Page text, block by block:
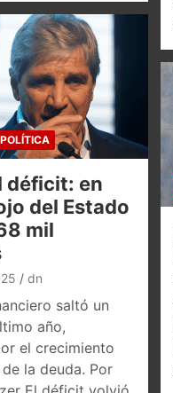
POLÍTICA
déficit: en
del Estado
mil
dn
saltó un
año,
el crecimiento
la deuda. Por